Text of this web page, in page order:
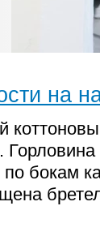
на
по бокам